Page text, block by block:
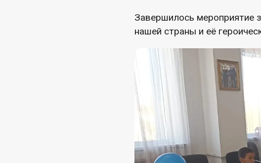
Завершилось мероприятие
нашей страны и её